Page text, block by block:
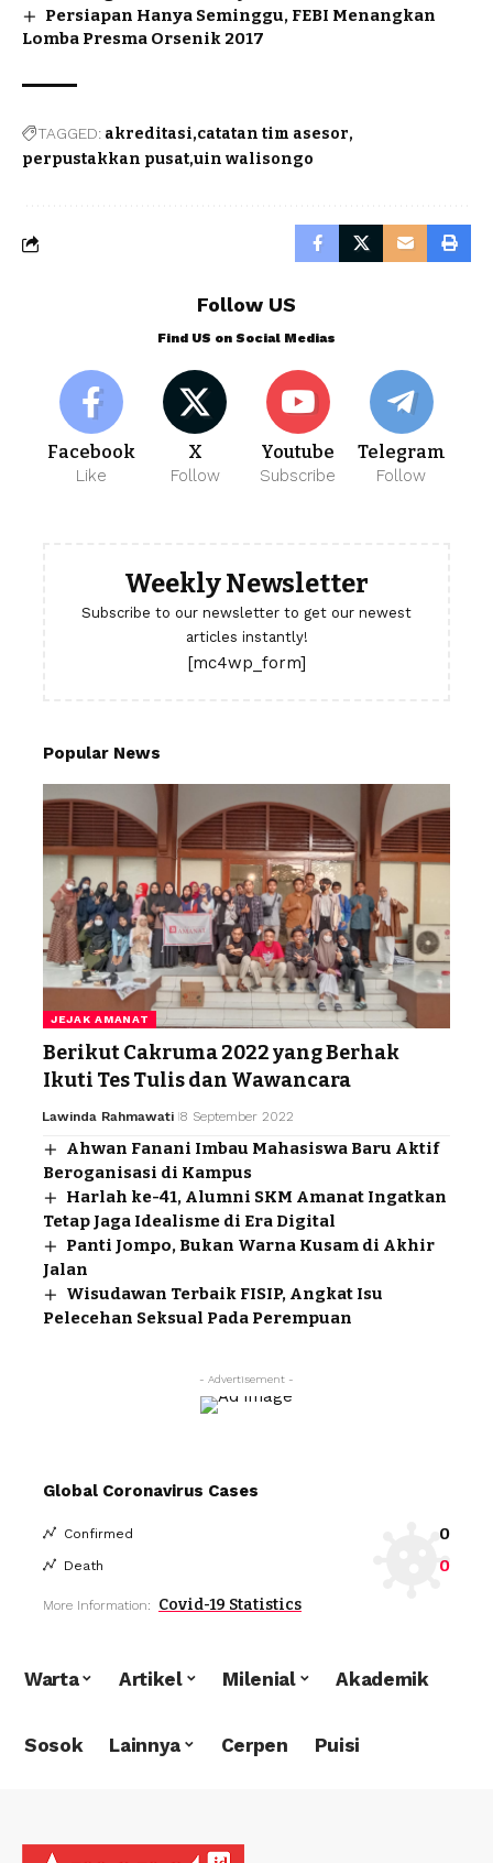
Persiapan Hanya Seminggu, FEBI Menangkan
Lomba Presma Orsenik 2017
TAGGED: akreditasi catatan tim asesor
perpustakkan pusat uin walisongo
Follow US
Find US on Social Medias
Facebook
Like
X
Follow
Youtube
Subscribe
Telegram
Follow
Weekly Newsletter
Subscribe to our newsletter to get our newest
articles instantly!
[mc4wp_form]
Popular News
JEJAK AMANAT
Berikut Cakruma 2022 yang Berhak
Ikuti Tes Tulis dan Wawancara
Lawinda Rahmawati 8 September 2022
Ahwan Fanani Imbau Mahasiswa Baru Aktif
Beroganisasi di Kampus
Harlah ke-41, Alumni SKM Amanat Ingatkan
Tetap Jaga Idealisme di Era Digital
Panti Jompo, Bukan Warna Kusam di Akhir
Jalan
Wisudawan Terbaik FISIP, Angkat Isu
Pelecehan Seksual Pada Perempuan
- Advertisement -
Global Coronavirus Cases
Confirmed 0
Death 0
More Information: Covid-19 Statistics
Warta Artikel Milenial Akademik
Sosok Lainnya Cerpen Puisi